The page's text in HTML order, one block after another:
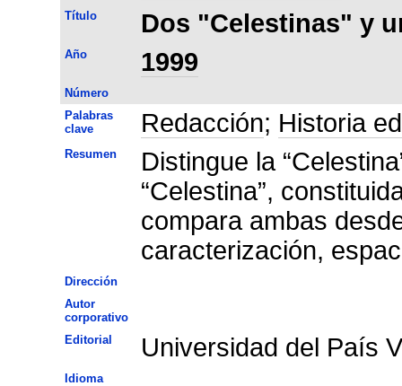
Título Dos "Celestinas" y
Año 1999
Número
Palabras
clave
Redacción; Historia
Resumen
Distingue la
“Celestina”,
compara ambas
caracterización,
Dirección
Autor
corporativo
Editorial
Universidad del País
Idioma